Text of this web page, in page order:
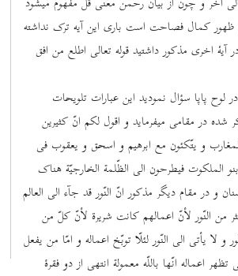
ظهور کمال فصاحت است باری این آیه ترک نداشته
اخری مذکور داشتید قوله تعالی اطلع من افق
در لوح پاپا سؤال نمودید این عبارات تلویحات
در مقامی میفرماید و اقول لکم انّ کثیرین
و یتّکئون مع ابرهیم و اسحق و یعقوب فی
الملکوت فیطرحون الی الظّلمة الخارجیّة هناک
و در مقام دیگر مذکور انّ النّور قد جآء الی العالم
من النّور لأنّ اعمالهم کانت شریرة لأنّ کلّ من
لا یأتی الی النّور لئلّا توبّخ اعماله و امّا من یفعل
اعماله انّها باللّه معمولة انتهی از دو فقرۀ